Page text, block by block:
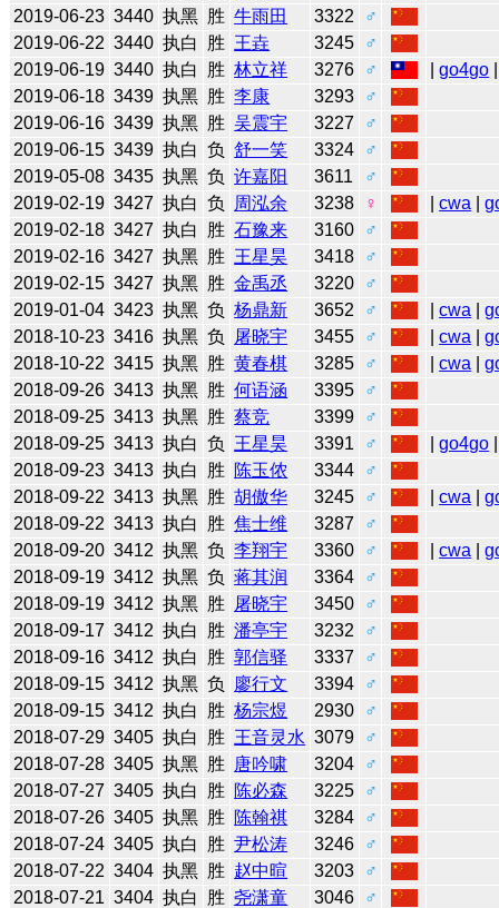
2019-06-23 3440 执黑 胜 牛雨田 3322
♂
2019-06-22 3440 执白 胜 王垚 3245
♂
2019-06-19 3440 执白 胜 林立祥 3276 ♂ |go4go
2019-06-18 3439 执黑 胜 李康 3293
♂
2019-06-16 3439 执黑 胜 吴震宇 3227
♂
2019-06-15 3439 执白 负 舒一笑 3324
♂
2019-05-08 3435 执黑 负 许嘉阳 3611
♂
2019-02-19 3427 执白 负 周泓余 3238 ♀ |cwa |
2019-02-18 3427 执白 胜 石豫来 3160
♂
2019-02-16 3427 执黑 胜 王星昊 3418
♂
2019-02-15 3427 执黑 胜 金禹丞 3220
♂
2019-01-04 3423 执黑 负 杨鼎新 3652 ♂ |cwa |
2018-10-23 3416 执黑 负 屠晓宇 3455 ♂ |cwa |
2018-10-22 3415 执黑 胜 黄春棋 3285 ♂ |cwa |
2018-09-26 3413 执黑 胜 何语涵 3395
♂
2018-09-25 3413 执黑 胜 蔡竞 3399
♂
2018-09-25 3413 执白 负 王星昊 3391 ♂ |go4go
2018-09-23 3413 执白 胜 陈玉侬 3344
♂
2018-09-22 3413 执黑 胜 胡傲华 3245 ♂ |cwa |
2018-09-22 3413 执白 胜 焦士维 3287
♂
2018-09-20 3412 执黑 负 李翔宇 3360 ♂ |cwa |
2018-09-19 3412 执黑 负 蒋其润 3364
♂
2018-09-19 3412 执黑 胜 屠晓宇 3450
♂
2018-09-17 3412 执白 胜 潘亭宇 3232
♂
2018-09-16 3412 执白 胜 郭信驿 3337
♂
2018-09-15 3412 执黑 负 廖行文 3394
♂
2018-09-15 3412 执白 胜 杨宗煜 2930
♂
2018-07-29 3405 执白 胜 王音灵水 3079
♂
2018-07-28 3405 执黑 胜 唐吟啸 3204
♂
2018-07-27 3405 执白 胜 陈必森 3225
♂
2018-07-26 3405 执黑 胜 陈翰祺 3284
♂
2018-07-24 3405 执白 胜 尹松涛 3246
♂
2018-07-22 3404 执黑 胜 赵中暄 3203
♂
2018-07-21 3404 执白 胜 尧潇童 3046
♂